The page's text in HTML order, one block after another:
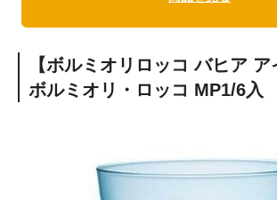
【ボルミオリロッコ バヒア
ボルミオリ・ロッコ MP1/6入